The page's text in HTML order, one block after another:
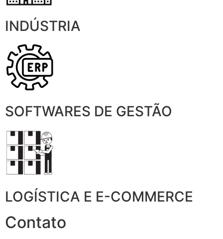
INDÚSTRIA
SOFTWARES DE GESTÃO
LOGÍSTICA E E-COMMERCE
Contato